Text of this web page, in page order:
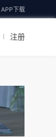
APP下载
注册